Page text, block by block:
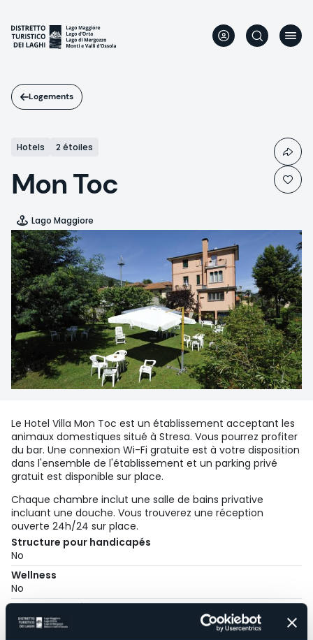
contenu
principal
Logements
Hotels 2 étoiles
Mon Toc
Lago Maggiore
Le Hotel Villa Mon Toc est un établissement acceptant les
animaux domestiques situé à Stresa. Vous pourrez profiter
du bar. Une connexion Wi-Fi gratuite est à votre disposition
dans l'ensemble de l'établissement et un parking privé
gratuit est disponible sur place.
Chaque chambre inclut une salle de bains privative
incluant une douche. Vous trouverez une réception
ouverte 24h/24 sur place.
Structure pour handicapés
No
Wellness
No
Salles de conférences
No